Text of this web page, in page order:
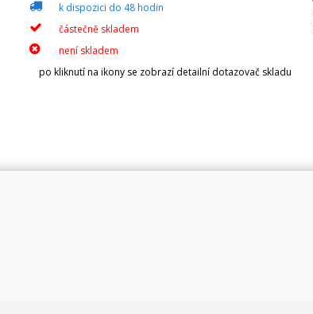
k dispozici do 48 hodin
částečně skladem
není skladem
po kliknutí na ikony se zobrazí detailní dotazovač skladu